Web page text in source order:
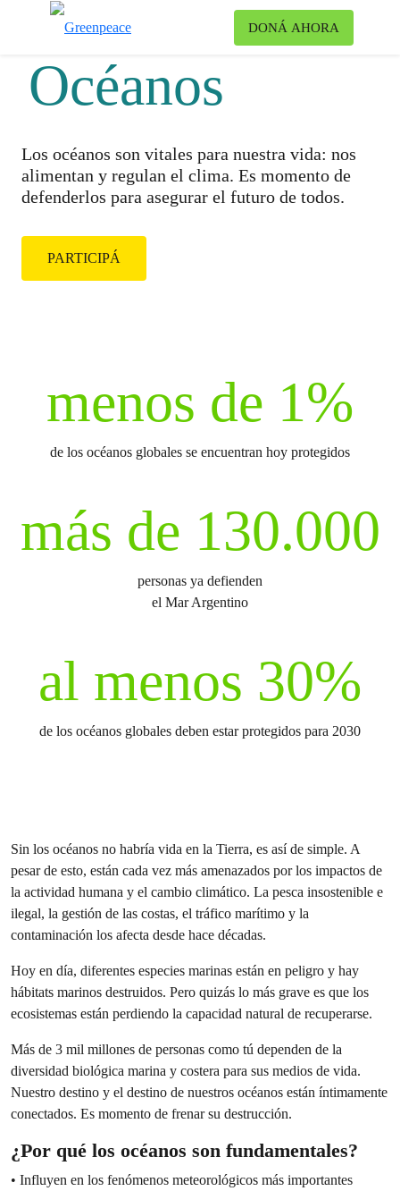
DONÁ AHORA
Océanos
Los océanos son vitales para nuestra vida: nos
alimentan y regulan el clima. Es momento de
defenderlos para asegurar el futuro de todos.
PARTICIPÁ
menos de 1%
de los océanos globales se encuentran hoy protegidos
más de 130.000
personas ya defienden
el Mar Argentino
al menos 30%
de los océanos globales deben estar protegidos para 2030
Sin los océanos no habría vida en la Tierra, es así de simple. A
pesar de esto, están cada vez más amenazados por los impactos de
la actividad humana y el cambio climático. La pesca insostenible e
ilegal, la gestión de las costas, el tráfico marítimo y la
contaminación los afecta desde hace décadas.
Hoy en día, diferentes especies marinas están en peligro y hay
hábitats marinos destruidos. Pero quizás lo más grave es que los
ecosistemas están perdiendo la capacidad natural de recuperarse.
Más de 3 mil millones de personas como tú dependen de la
diversidad biológica marina y costera para sus medios de vida.
Nuestro destino y el destino de nuestros océanos están íntimamente
conectados. Es momento de frenar su destrucción.
¿Por qué los océanos son fundamentales?
• Influyen en los fenómenos meteorológicos más importantes